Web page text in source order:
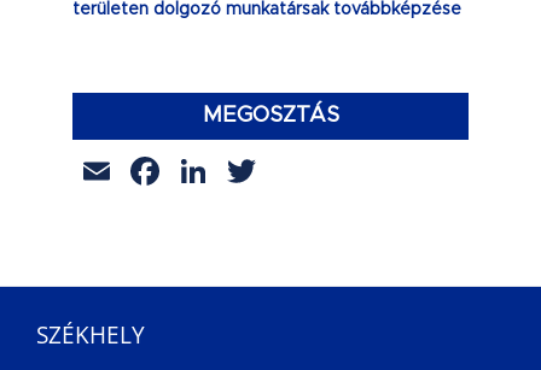
területen dolgozó munkatársak továbbképzése
MEGOSZTÁS
EmailFacebook
LinkedIn
SZÉKHELY